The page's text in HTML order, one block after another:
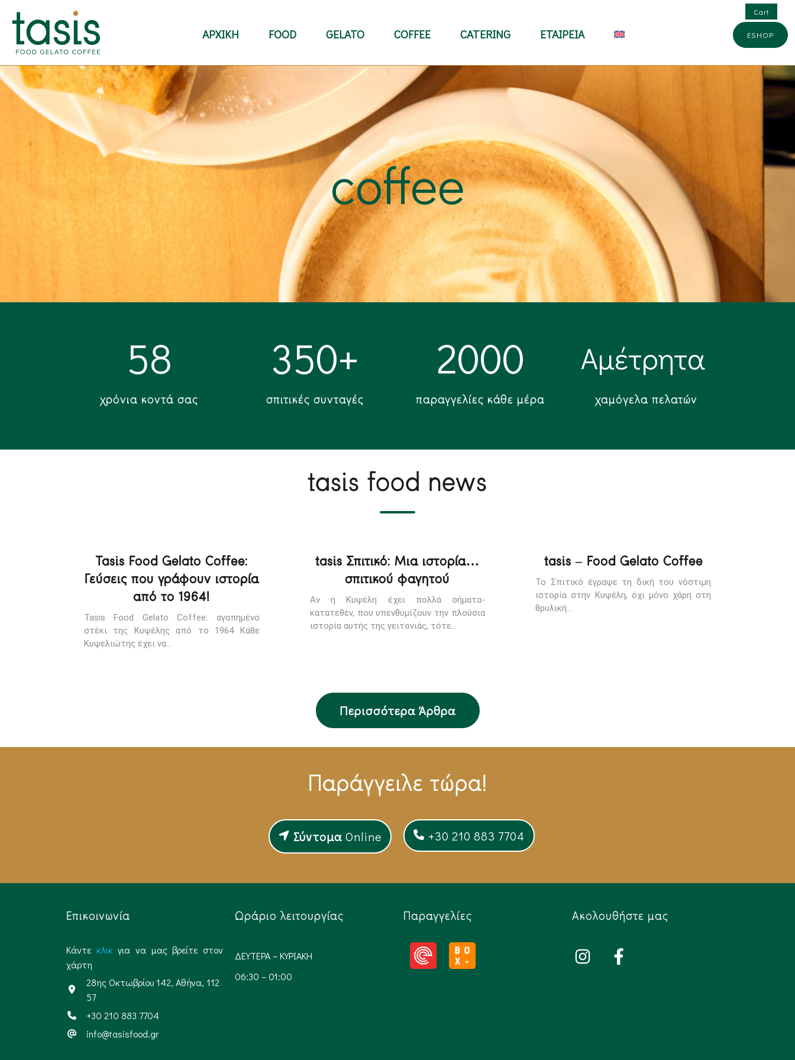
ΑΡΧΙΚΗ FOOD GELATO COFFEE CATERING ΕΤΑΙΡΕΙΑ ESHOP
Cart
coffee
58
χρόνια κοντά σας
350+
σπιτικές συνταγές
2000
παραγγελίες κάθε μέρα
Αμέτρητα
χαμόγελα πελατών
tasis food news
Tasis Food Gelato Coffee:
Γεύσεις που γράφουν ιστορία
από το 1964!
Tasis Food Gelato Coffee: αγαπημένο
στέκι της Κυψέλης από το 1964 Kάθε
Κυψελιώτης έχει να…
tasis Σπιτικό: Μια ιστορία…
σπιτικού φαγητού
Αν η Κυψέλη έχει πολλά σήματα-
κατατεθέν, που υπενθυμίζουν την πλούσια
ιστορία αυτής της γειτονιάς, τότε…
tasis – Food Gelato Coffee
Το Σπιτικό έγραψε τη δική του νόστιμη
ιστορία στην Κυψέλη, όχι μόνο χάρη στη
θρυλική…
Περισσότερα Άρθρα
Παράγγειλε τώρα!
Σύντομα Online +30 210 883 7704
Επικοινωνία
Kάντε κλικ για να μας βρείτε στον
χάρτη
28ης Οκτωβρίου 142, Αθήνα, 112
57
+30 210 883 7704
info@tasisfood.gr
Ωράριο λειτουργίας​
ΔΕΥΤΕΡΑ – ΚΥΡΙΑΚΗ
06:30 – 01:00
Παραγγελίες Ακολουθήστε μας​